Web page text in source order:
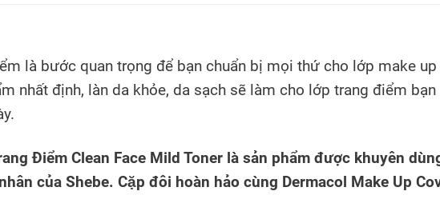
là bước quan trọng để bạn chuẩn bị mọi thứ cho lớp make up
nhất định, làn da khỏe, da sạch sẽ làm cho lớp trang điểm bạn
Điểm Clean Face Mild Toner là sản phẩm được khuyên
của Shebe. Cặp đôi hoàn hảo cùng Dermacol Make Up